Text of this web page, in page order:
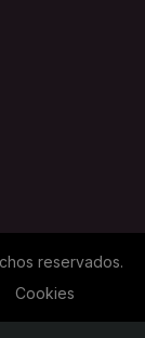
reservados.
Cookies